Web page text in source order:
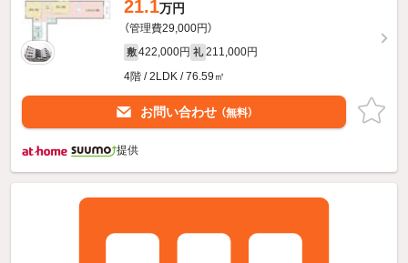
21.1万円
（管理費29,000円）
敷 422,000円 礼 211,000円
4階 / 2LDK / 76.59㎡
お問い合わせ （無料）
提供